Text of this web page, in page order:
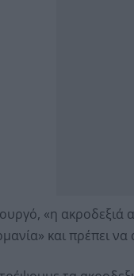
«η ακροδεξιά
και πρέπει